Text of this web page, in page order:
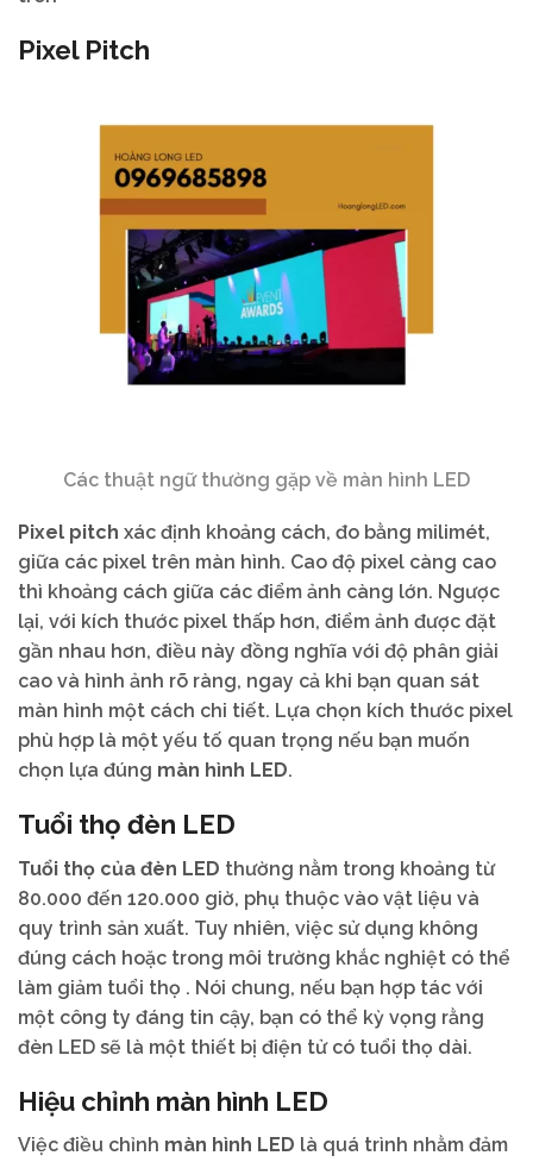
Pixel Pitch
Các thuật ngữ thường gặp về màn hình LED
Pixel pitch xác định khoảng cách, đo bằng milimét,
giữa các pixel trên màn hình. Cao độ pixel càng cao
thì khoảng cách giữa các điểm ảnh càng lớn. Ngược
lại, với kích thước pixel thấp hơn, điểm ảnh được đặt
gần nhau hơn, điều này đồng nghĩa với độ phân giải
cao và hình ảnh rõ ràng, ngay cả khi bạn quan sát
màn hình một cách chi tiết. Lựa chọn kích thước pixel
phù hợp là một yếu tố quan trọng nếu bạn muốn
chọn lựa đúng màn hình LED.
Tuổi thọ đèn LED
Tuổi thọ của đèn LED thường nằm trong khoảng từ
80.000 đến 120.000 giờ, phụ thuộc vào vật liệu và
quy trình sản xuất. Tuy nhiên, việc sử dụng không
đúng cách hoặc trong môi trường khắc nghiệt có thể
làm giảm tuổi thọ . Nói chung, nếu bạn hợp tác với
một công ty đáng tin cậy, bạn có thể kỳ vọng rằng
đèn LED sẽ là một thiết bị điện tử có tuổi thọ dài.
Hiệu chỉnh màn hình LED
Việc điều chỉnh màn hình LED là quá trình nhằm đảm